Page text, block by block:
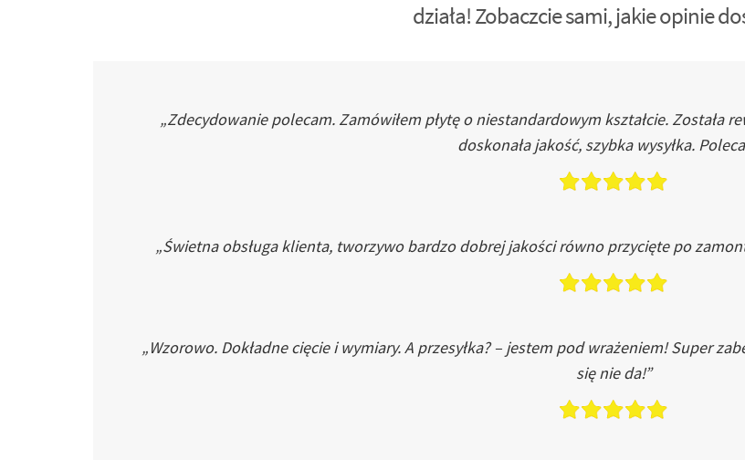
działa! Zobaczcie sami, jakie opinie
„Zdecydowanie polecam. Zamówiłem płytę o niestandardowym kształcie. Została
doskonała jakość, szybka wysyłka.
„Świetna obsługa klienta, tworzywo bardzo dobrej jakości równo przycięte po
„Wzorowo. Dokładne cięcie i wymiary. A przesyłka? – jestem pod wrażeniem! Super
się nie da!”